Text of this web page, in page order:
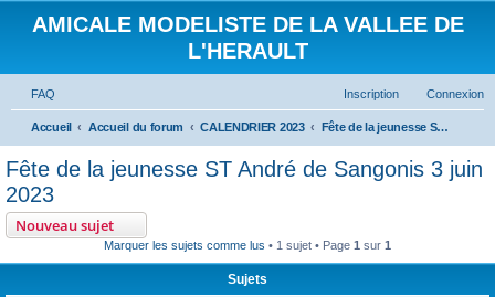
AMICALE MODELISTE DE LA VALLEE DE
L'HERAULT
FAQ Connexion
Inscription
Accueil Accueil du forum CALENDRIER 2023 Fête de la jeunesse ST André de Sangonis 3 juin 2023
Fête de la jeunesse ST André de Sangonis 3 juin
2023
Nouveau sujet
Marquer les sujets comme lus • 1 sujet • Page 1 sur 1
Sujets